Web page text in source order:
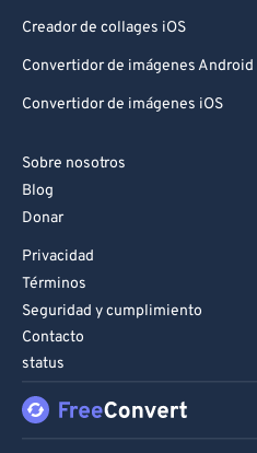
Creador de collages iOS
Convertidor de imágenes Android
Convertidor de imágenes iOS
Sobre nosotros
Blog
Donar
Privacidad
Términos
Seguridad y cumplimiento
Contacto
status